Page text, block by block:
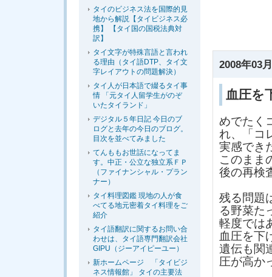
2008年03
血圧を
めでたく
れ、「コ
実感でき
このまま
後の再検
残る問題
る野菜た
軽度では
血圧を下
遺伝も関
圧が高か
タイのビジネス法を国際的見
地から解説【タイビジネス必
携】 【タイ国の国税法典対
訳】
タイ文字が特殊言語と言われ
る理由（タイ語DTP、タイ文
字レイアウトの問題解決）
タイ人が日本語で綴るタイ事
情 「元タイ人留学生がのぞ
いたタイランド」
デジタル５年日記 今日のブ
ログと去年の今日のブログ。
目次を並べてみました
てんももお世話になってま
す。中正・公立な独立系ＦＰ
（ファイナンシャル・プラン
ナー）
タイ料理図鑑 現地の人が食
べてる地元密着タイ料理をご
紹介
タイ語翻訳に関するお問い合
わせは、タイ語専門翻訳会社
GIPU（ジーアイピーユー）
新ホームページ 「タイビジ
ネス情報館」 タイの主要法